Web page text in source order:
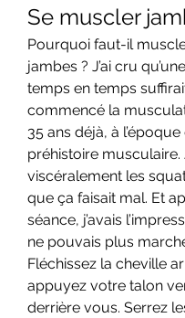
Se muscler
Pourquoi faut-il
jambes ? J’ai cru
temps en temps
commencé la
35 ans déjà, à l’époque
préhistoire musculaire.
viscéralement les
que ça faisait mal. Et
séance, j’avais
ne pouvais plus
Fléchissez la cheville
appuyez votre talon
derrière vous. Serrez